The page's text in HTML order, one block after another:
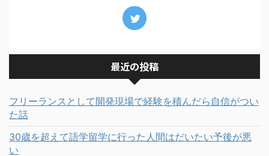
最近の投稿
フリーランスとして開発現場で経験を積んだら自信がつい
た話
30歳を超えて語学留学に行った人間はだいたい予後が悪
い